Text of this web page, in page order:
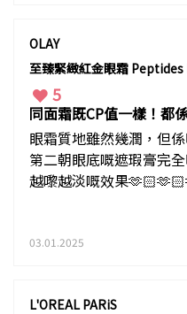
OLAY
至臻緊緻紅金眼霜
5
同面霜既CP值一樣！都
眼霜質地雖然幾潤，但
第二朝眼底嘅遮瑕膏完
越嚟越淡嘅效果
03.01.2025
L'OREAL PARiS